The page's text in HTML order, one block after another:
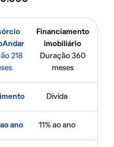
218
Financiamento
imobiliário
Duração 360
meses
Dívida
ano 11% ao ano